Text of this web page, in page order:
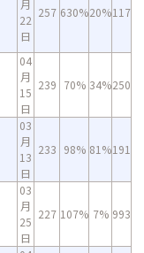
月
22
日
257 630%20%117
04
月
15
日
239 70% 34%250
03
月
13
日
233 98% 81%191
03
月
25
日
227 107% 7% 993